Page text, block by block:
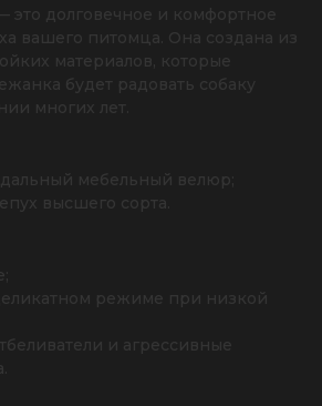
долговечное и комфортное
вашего питомца. Она создана из
материалов, которые
будет радовать собаку
многих лет.
мебельный велюр;
высшего сорта.
режиме при низкой
и агрессивные